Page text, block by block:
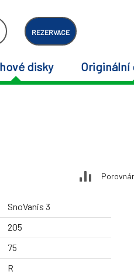
REZERVACE
disky Originální
SnoVanis 3
205
75
R